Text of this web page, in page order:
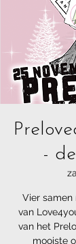
-
Vier samen
van
van het
mooiste